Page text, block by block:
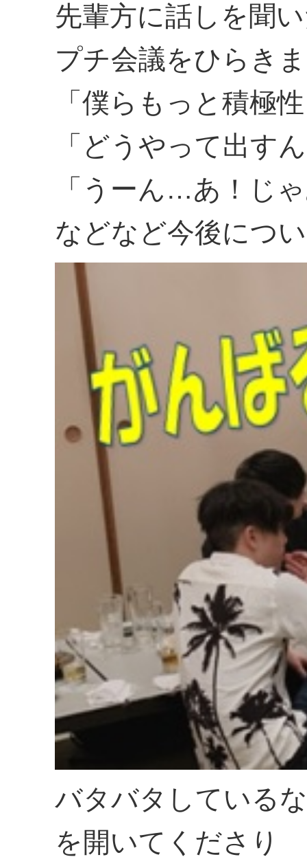
先輩方に話しを聞
プチ会議をひらき
「僕らもっと積極
「どうやって出す
「うーん…あ！じ
などなど今後につ
バタバタしている
を開いてくださり